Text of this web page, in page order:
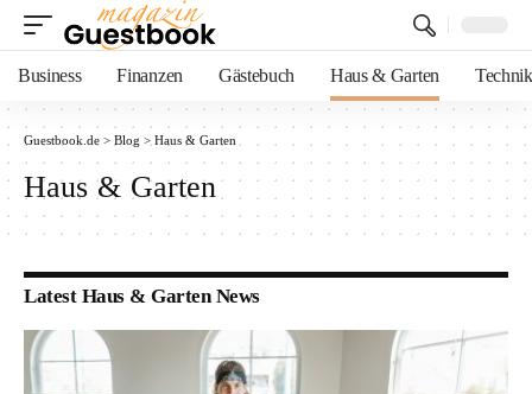
Business Finanzen Gästebuch Haus & Garten Technik
Guestbook.de > Blog >Haus & Garten
Haus & Garten
Latest Haus & Garten News